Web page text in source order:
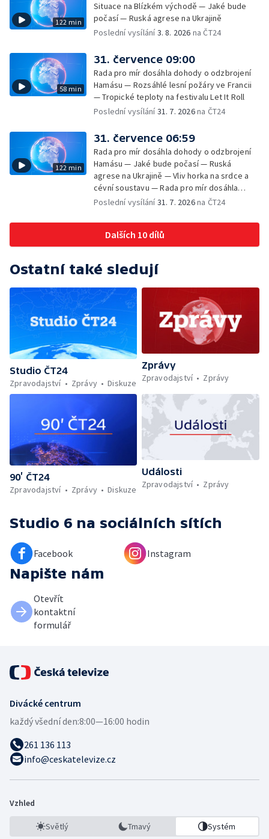
122 min
Situace na Blízkém východě — Jaké bude
počasí — Ruská agrese na Ukrajině
Poslední vysílání3. 8. 2026 na ČT24
58 min
31. července 09:00
Rada pro mír dosáhla dohody o odzbrojení
Hamásu — Rozsáhlé lesní požáry ve Francii
— Tropické teploty na festivalu Let It Roll
Poslední vysílání31. 7. 2026na ČT24
122 min
31. července 06:59
Rada pro mír dosáhla dohody o odzbrojení
Hamásu — Jaké bude počasí — Ruská
agrese na Ukrajině — Vliv horka na srdce a
cévní soustavu — Rada pro mír dosáhla
dohody o odzbrojení Hamásu — Dokument
začíná výplata superdávky — Tropické
teploty zatěžují i volně žijící zvířata
Poslední vysílání31. 7. 2026na ČT24
Dalších 10 dílů
Ostatní také sledují
Studio ČT24
Zpravodajství
Zprávy Diskuze
Zprávy
Zpravodajství
Zprávy
90’ ČT24
Zpravodajství
Zprávy Diskuze
Události
Zpravodajství
Zprávy
Studio 6 na sociálních sítích
Facebook Instagram
Napište nám
Otevřít
kontaktní
formulář
Divácké centrum
každý všední den:8:00—16:00 hodin
261 136 113
info@ceskatelevize.cz
Vzhled
Světlý Tmavý Systém